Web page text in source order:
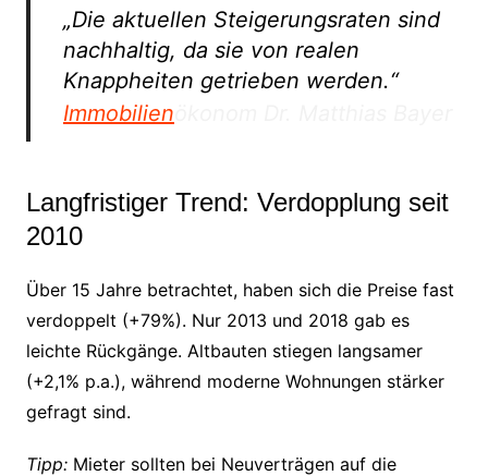
„Die aktuellen Steigerungsraten sind
nachhaltig, da sie von realen
Knappheiten getrieben werden.“
Immobilien
Langfristiger Trend: Verdopplung seit
2010
Über 15 Jahre betrachtet, haben sich die Preise fast
verdoppelt (+79%). Nur 2013 und 2018 gab es
leichte Rückgänge. Altbauten stiegen langsamer
(+2,1% p.a.), während moderne Wohnungen stärker
gefragt sind.
Tipp:Mieter sollten bei Neuverträgen auf die